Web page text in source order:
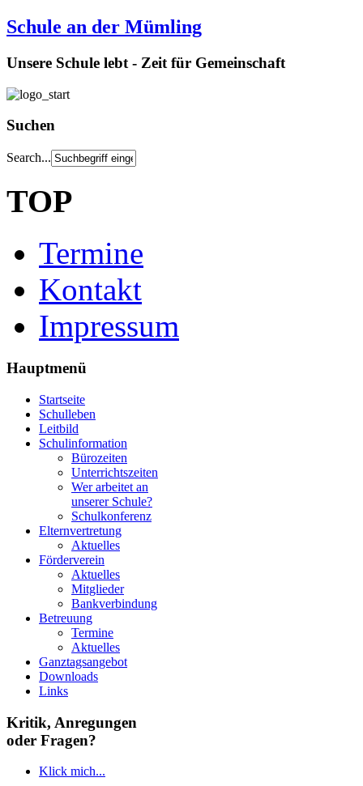
Schule an der Mümling
Unsere Schule lebt - Zeit für Gemeinschaft
Suchen
Search...
TOP
Termine
Kontakt
Impressum
Hauptmenü
Startseite
Schulleben
Leitbild
Schulinformation
Bürozeiten
Unterrichtszeiten
Wer arbeitet an
unserer Schule?
Schulkonferenz
Elternvertretung
Aktuelles
Förderverein
Aktuelles
Mitglieder
Bankverbindung
Betreuung
Termine
Aktuelles
Ganztagsangebot
Downloads
Links
Kritik, Anregungen
oder Fragen?
Klick mich...